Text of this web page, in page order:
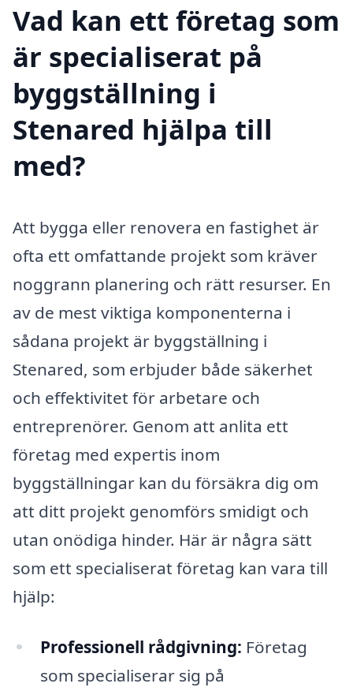
Vad kan ett företag som
är specialiserat på
byggställning i
Stenared hjälpa till
med?
Att bygga eller renovera en fastighet är
ofta ett omfattande projekt som kräver
noggrann planering och rätt resurser. En
av de mest viktiga komponenterna i
sådana projekt är byggställning i
Stenared, som erbjuder både säkerhet
och effektivitet för arbetare och
entreprenörer. Genom att anlita ett
företag med expertis inom
byggställningar kan du försäkra dig om
att ditt projekt genomförs smidigt och
utan onödiga hinder. Här är några sätt
som ett specialiserat företag kan vara till
hjälp:
Professionell rådgivning: Företag
som specialiserar sig på